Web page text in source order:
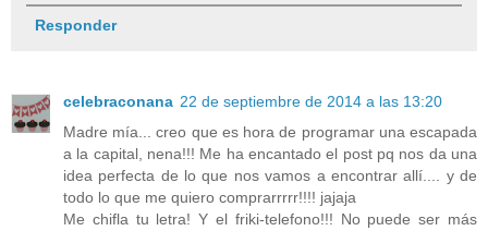
Responder
celebraconana 22 de septiembre de 2014 a las 13:20
Madre mía... creo que es hora de programar una escapada
a la capital, nena!!! Me ha encantado el post pq nos da una
idea perfecta de lo que nos vamos a encontrar allí.... y de
todo lo que me quiero comprarrrrr!!!! jajaja
Me chifla tu letra! Y el friki-telefono!!! No puede ser más